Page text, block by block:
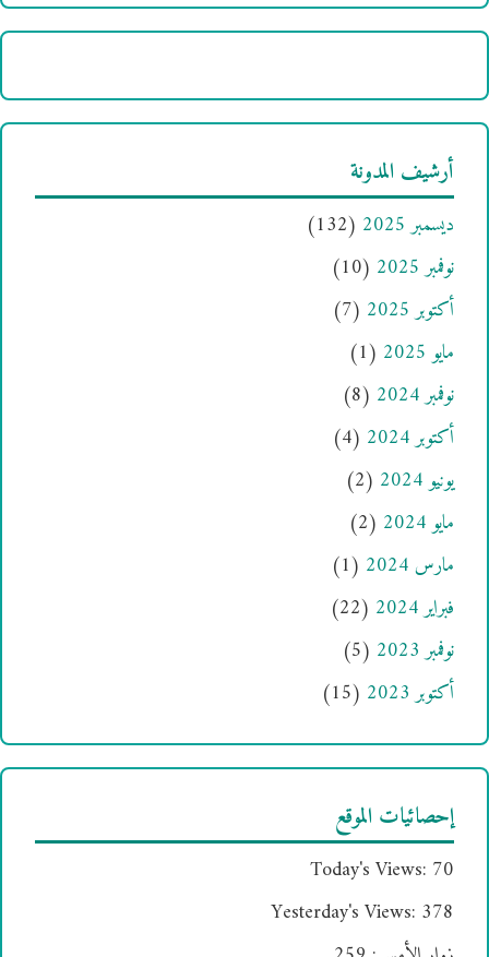
أرشيف المدونة
ديسمبر 2025
(132)
نوفمبر 2025
(10)
أكتوبر 2025
(7)
مايو 2025
(1)
نوفمبر 2024
(8)
أكتوبر 2024
(4)
يونيو 2024
(2)
مايو 2024
(2)
مارس 2024
(1)
فبراير 2024
(22)
نوفمبر 2023
(5)
أكتوبر 2023
(15)
إحصائيات الموقع
Today's Views: 70
Yesterday's Views: 378